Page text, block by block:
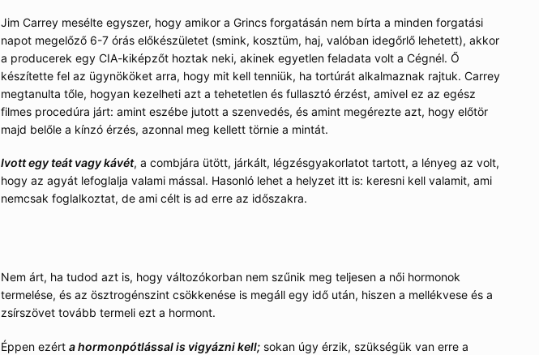
Jim Carrey mesélte egyszer, hogy amikor a Grincs forgatásán nem bírta a minden forgatási
napot megelőző 6-7 órás előkészületet (smink, kosztüm, haj, valóban idegőrlő lehetett), akkor
a producerek egy CIA-kiképzőt hoztak neki, akinek egyetlen feladata volt a Cégnél. Ő
készítette fel az ügynököket arra, hogy mit kell tenniük, ha tortúrát alkalmaznak rajtuk. Carrey
megtanulta tőle, hogyan kezelheti azt a tehetetlen és fullasztó érzést, amivel ez az egész
filmes procedúra járt: amint eszébe jutott a szenvedés, és amint megérezte azt, hogy előtör
majd belőle a kínzó érzés, azonnal meg kellett törnie a mintát.
Ivott egy teát vagy kávét, a combjára ütött, járkált, légzésgyakorlatot tartott, a lényeg az volt,
hogy az agyát lefoglalja valami mással. Hasonló lehet a helyzet itt is: keresni kell valamit, ami
nemcsak foglalkoztat, de ami célt is ad erre az időszakra.
Nem árt, ha tudod azt is, hogy változókorban nem szűnik meg teljesen a női hormonok
termelése, és az ösztrogénszint csökkenése is megáll egy idő után, hiszen a mellékvese és a
zsírszövet tovább termeli ezt a hormont.
Éppen ezért a hormonpótlással is vigyázni kell;sokan úgy érzik, szükségük van erre a